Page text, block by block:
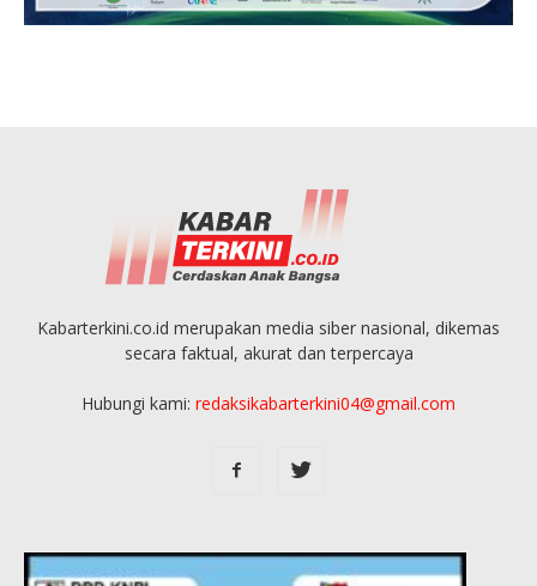
Kabarterkini.co.id merupakan media siber nasional, dikemas
secara faktual, akurat dan terpercaya
Hubungi kami: redaksikabarterkini04@gmail.com